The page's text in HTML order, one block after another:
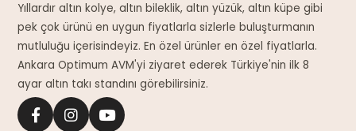
Yıllardır altın kolye, altın bileklik, altın yüzük, altın küpe gibi
pek çok ürünü en uygun fiyatlarla sizlerle buluşturmanın
mutluluğu içerisindeyiz. En özel ürünler en özel fiyatlarla.
Ankara Optimum AVM'yi ziyaret ederek Türkiye'nin ilk 8
ayar altın takı standını görebilirsiniz.